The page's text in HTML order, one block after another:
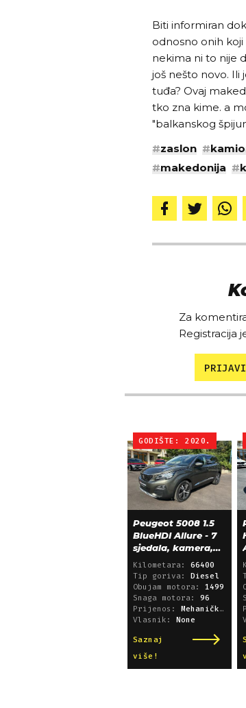
Biti informiran
odnosno onih
nekima ni to nije
još nešto novo. Ili
tuđa? Ovaj
tko zna kime. a
"balkanskog
#zaslon #
#makedonija #
Za
Registracija
GODIŠTE: 2020.
Peugeot 5008 1.5
BlueHDI Allure - 7
sjedala, kamera,
alu 18, 66.000 km
Kilometara: 66400
Tip goriva:
Diesel
Obujam motora: 1499
Snaga motora: 96
Prijenos:
Mehanički mjenjač
Vlasnik:
None
Saznaj
više!